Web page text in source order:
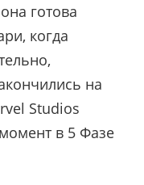
готова
когда
на
Studios
в 5 Фазе